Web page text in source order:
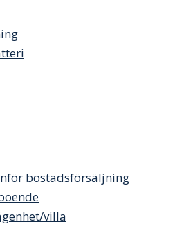
bostadsförsäljning
villa